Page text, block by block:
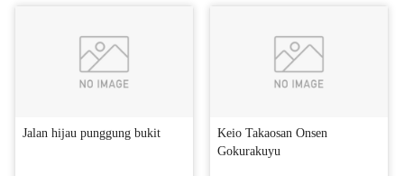
Jalan hijau punggung bukit
Keio Takaosan Onsen
Gokurakuyu